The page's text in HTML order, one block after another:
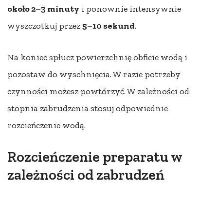
około 2–3 minuty i ponownie intensywnie
wyszczotkuj przez5–10 sekund.
Na koniec spłucz powierzchnię obficie wodą i
pozostaw do wyschnięcia. W razie potrzeby
czynności możesz powtórzyć. W zależności od
stopnia zabrudzenia stosuj odpowiednie
rozcieńczenie wodą.
Rozcieńczenie preparatu w
zależności od zabrudzeń